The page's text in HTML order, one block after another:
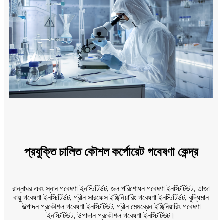
প্রযুক্তি চালিত কৌশল কর্পোরেট গবেষণা কেন্দ্র
রান্নাঘর এবং স্নান গবেষণা ইনস্টিটিউট, জল পরিশোধন গবেষণা ইনস্টিটিউট, তাজা
বায়ু গবেষণা ইনস্টিটিউট, গ্রীন সারফেস ইঞ্জিনিয়ারিং গবেষণা ইনস্টিটিউট, বুদ্ধিমান
উত্পাদন প্রকৌশল গবেষণা ইনস্টিটিউট, গ্রীন মেমব্রেন ইঞ্জিনিয়ারিং গবেষণা
ইনস্টিটিউট, উপাদান প্রকৌশল গবেষণা ইনস্টিটিউট।